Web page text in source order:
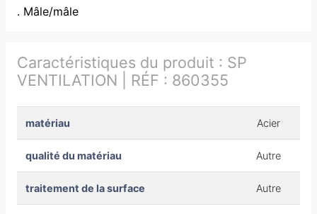
. Mâle/mâle
Caractéristiques du produit : SP
VENTILATION | RÉF : 860355
matériau Acier
qualité du matériau Autre
traitement de la surface Autre